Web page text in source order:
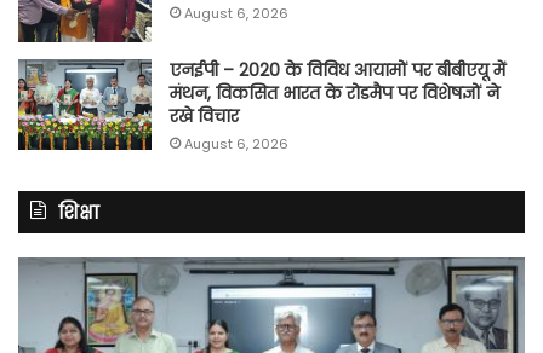
August 6, 2026
एनईपी – 2020 के विविध आयामों पर बीबीएयू में
मंथन, विकसित भारत के रोडमैप पर विशेषज्ञों ने
रखे विचार
August 6, 2026
शिक्षा